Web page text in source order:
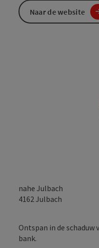
nahe Julbach
4162 Julbach
Ontspan in de
bank.
Naar de website